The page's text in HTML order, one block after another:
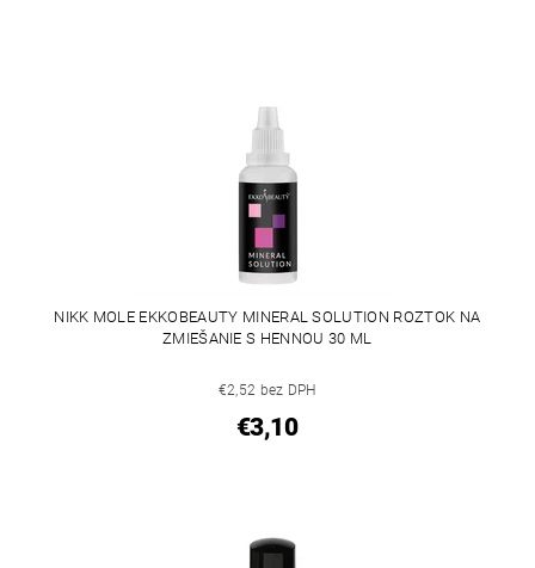
NIKK MOLE EKKOBEAUTY MINERAL SOLUTION ROZTOK NA
ZMIEŠANIE S HENNOU 30 ML
€2,52 bez DPH
€3,10